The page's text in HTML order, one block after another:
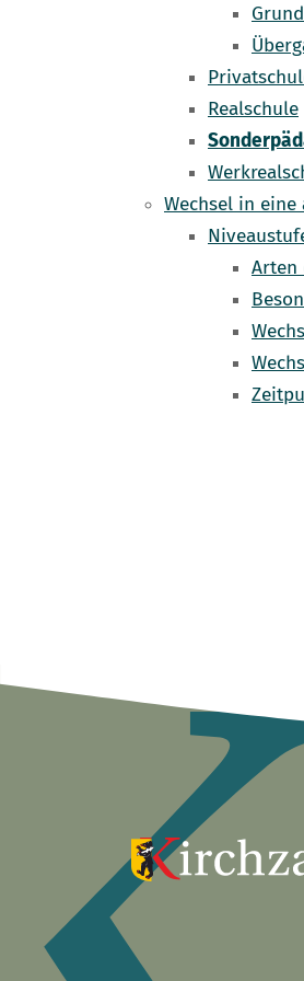
Realschule
Wechsel in eine
Arten